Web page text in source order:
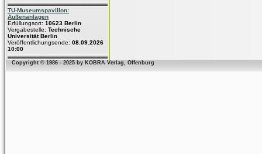
TU-Museumspavillon:
Außenanlagen
Erfüllungsort: 10623 Berlin
Vergabestelle: Technische
Universität Berlin
Veröffentlichungsende: 08.09.2026
10:00
Copyright © 1986 - 2025 by KOBRA Verlag, Offenburg